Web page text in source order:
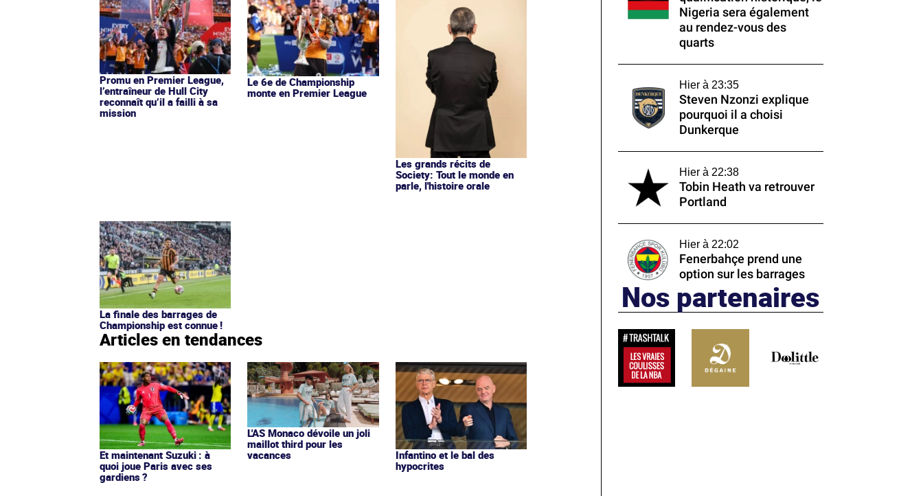
Promu en Premier League,
l’entraîneur de Hull City
reconnaît qu’il a failli à sa
mission
Le 6e de Championship
monte en Premier League
Les grands récits de
Society: Tout le monde en
parle, l'histoire orale
La finale des barrages de
Championship est connue !
Articles en tendances
Et maintenant Suzuki : à
quoi joue Paris avec ses
gardiens ?
L'AS Monaco dévoile un joli
maillot third pour les
vacances
Infantino et le bal des
hypocrites
Nigeria sera également
au rendez-vous des
quarts
Hier à 23:35
Steven Nzonzi explique
pourquoi il a choisi
Dunkerque
Hier à 22:38
Tobin Heath va retrouver
Portland
Hier à 22:02
Fenerbahçe prend une
option sur les barrages
Nos partenaires